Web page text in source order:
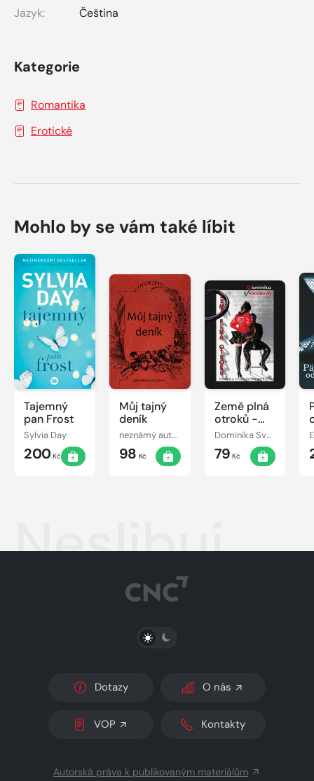
Jazyk:
Čeština
Kategorie
Romantika
Erotické
Mohlo by se vám také líbit
Tajemný
pan Frost
Sylvia Day
200Kč
Můj tajný
deník
neznámý autor
98 Kč
Země plná
otroků -
Pravda o
(vašich)
mužích
Dominika Svobodová
79 Kč
Neslibuj
PŘEPNOUT SVĚTLÝ/TMAVÝ REŽIM
Dotazy O nás
VOP Kontakty
Autorská práva k publikovaným materiálům